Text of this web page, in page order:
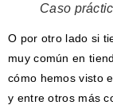
Caso
O por otro lado si
muy común en
cómo hemos visto
y entre otros más